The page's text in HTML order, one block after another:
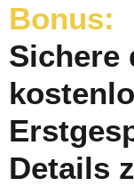
Bonus:
Sichere
Details